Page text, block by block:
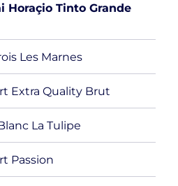
Horaçio Tinto Grande
Les Marnes
Extra Quality Brut
La Tulipe
Passion